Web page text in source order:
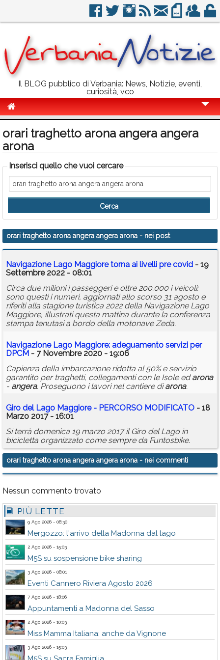
Il BLOG pubblico di Verbania: News, Notizie, eventi,
curiosità, vco
Politica
Sport
Eventi
Info Utili
Rubriche
Calendario
Annunci
orari traghetto arona angera angera
arona
Inserisci quello che vuoi cercare
orari traghetto arona angera angera arona - nei post
Navigazione Lago Maggiore torna ai livelli pre covid - 19
Settembre 2022 - 08:01
Circa due milioni i passeggeri e oltre 200.000 i veicoli:
sono questi i numeri, aggiornati allo scorso 31 agosto e
riferiti alla stagione turistica 2022 della Navigazione Lago
Maggiore, illustrati questa mattina durante la conferenza
stampa tenutasi a bordo della motonave Zeda.
Navigazione Lago Maggiore: adeguamento servizi per
DPCM - 7 Novembre 2020 - 19:06
Capienza della imbarcazione ridotta al 50% e servizio
garantito per traghetti, collegamenti con le Isole edarona
- angera. Proseguono i lavori nel cantiere diarona.
Giro del Lago Maggiore - PERCORSO MODIFICATO - 18
Marzo 2017 - 16:01
Si terrà domenica 19 marzo 2017 il Giro del Lago in
bicicletta organizzato come sempre da Funtosbike.
orari traghetto arona angera angera arona - nei commenti
Nessun commento trovato
PIÙ LETTE
9 Ago 2026 - 08:30
Mergozzo: l'arrivo della Madonna dal lago
2 Ago 2026 - 15:03
M5S su sospensione bike sharing
3 Ago 2026 - 08:01
Eventi Cannero Riviera Agosto 2026
7 Ago 2026 - 18:06
Appuntamenti a Madonna del Sasso
2 Ago 2026 - 10:03
Miss Mamma Italiana: anche da Vignone
3 Ago 2026 - 15:03